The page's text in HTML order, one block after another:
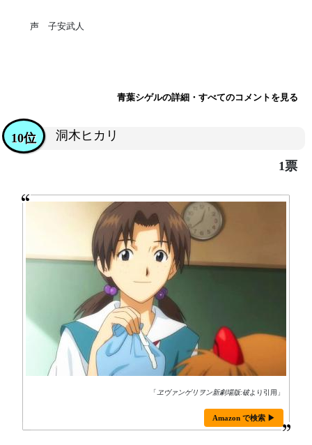
声 子安武人
青葉シゲルの詳細・すべてのコメントを見る
洞木ヒカリ
10位
1票
「 ヱヴァンゲリヲン新劇場版:破より引用」
Amazon で検索 ▶